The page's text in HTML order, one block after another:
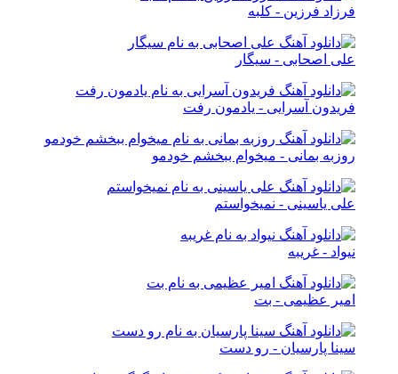
فرزاد فرزین - کلبه
علی اصحابی - سیگار
فریدون آسرایی - یادمون رفت
روزبه بمانی - میخوام ببخشم خودمو
علی یاسینی - نمیخواستم
نیواد - غریبه
امیر عظیمی - بت
سینا پارسیان - رو دست